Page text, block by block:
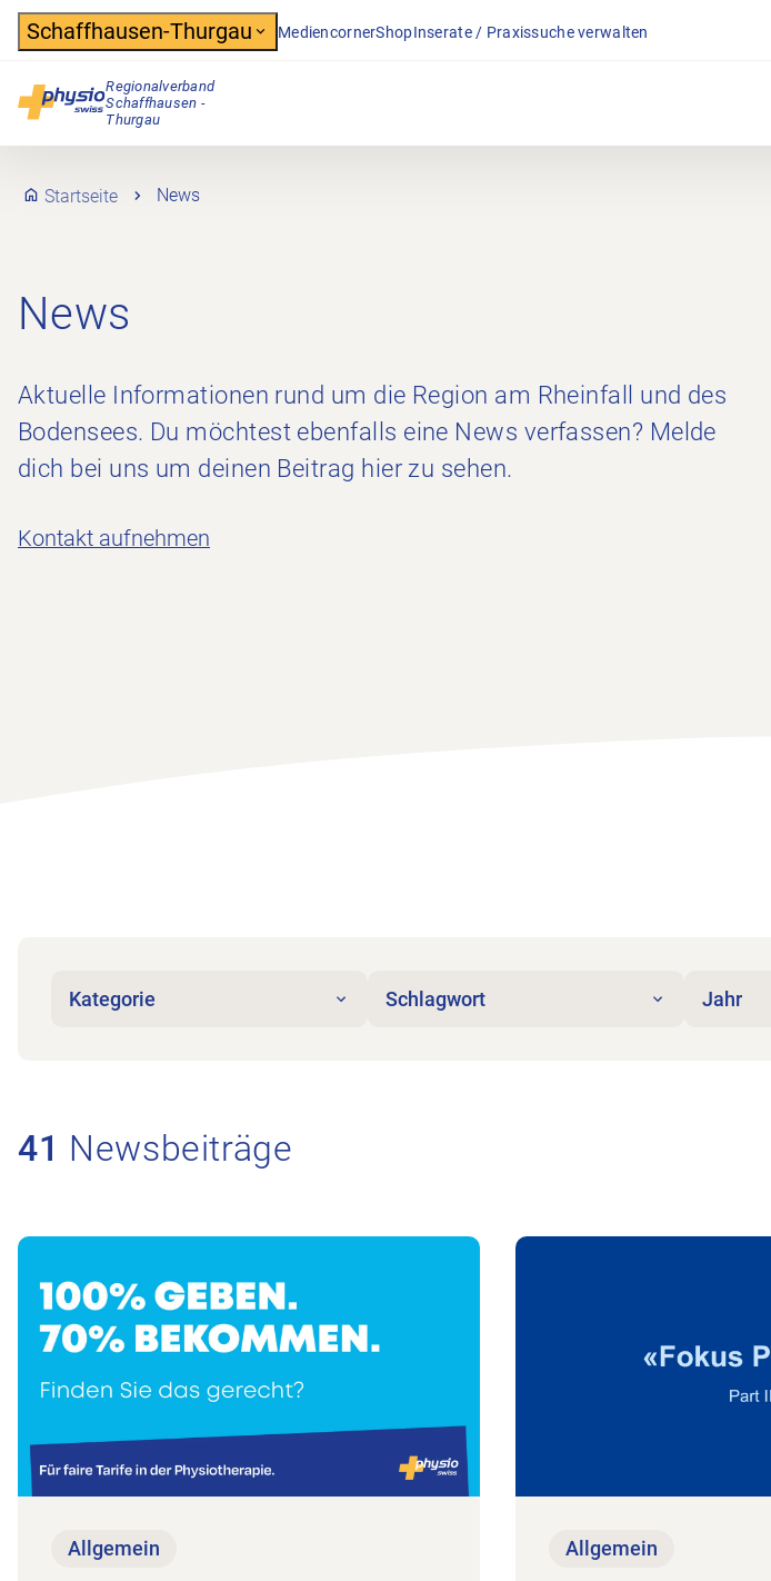
Header
Schaffhausen-Thurgau MediencornerShopInserate / Praxissuche verwalten
Regionalverband
Schaffhausen -
Thurgau
Hauptnavigation
Startseite News
News
Aktuelle Informationen rund um die Region am Rheinfall und des
Bodensees. Du möchtest ebenfalls eine News verfassen? Melde
dich bei uns um deinen Beitrag hier zu sehen.
Kontakt aufnehmen
Kategorie Schlagwort Jahr
41 Newsbeiträge
Allgemein
Zum Beitrag Kantonale Petitionen
Allgemein
Zum Beitrag Elisabeth